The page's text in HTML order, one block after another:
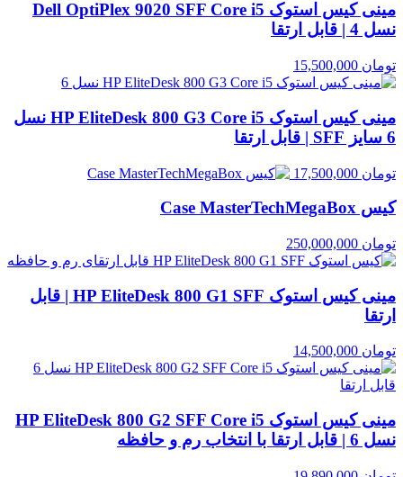
مینی کیس استوک Dell OptiPlex 9020 SFF Core i5
نسل 4 | قابل ارتقا
تومان
مینی کیس استوک HP EliteDesk 800 G3 Core i5 نسل
6 سایز SFF | قابل ارتقا
تومان
کیس Case MasterTechMegaBox
تومان
مینی کیس استوک HP EliteDesk 800 G1 SFF | قابل
ارتقا
تومان
مینی کیس استوک HP EliteDesk 800 G2 SFF Core i5
نسل 6 | قابل ارتقا با انتخاب رم و حافظه